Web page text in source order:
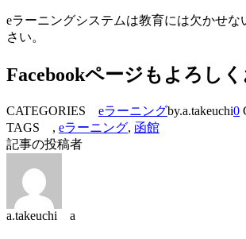
eラーニングシステムは教育には欠かせ
さい。
Facebookページもよろし
CATEGORIES eラーニングby.a.takeuchi0
TAGS , eラーニング, 函館
記事の投稿者
a.takeuchi a